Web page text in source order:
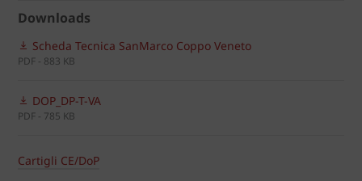
Downloads
Scheda Tecnica SanMarco Coppo Veneto
PDF - 883 KB
DOP_DP-T-VA
PDF - 785 KB
Cartigli CE/DoP